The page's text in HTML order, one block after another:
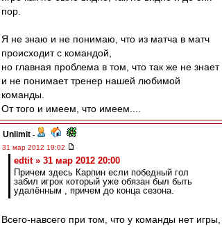
пор.
Я не знаю и не понимаю, что из матча в матч
происходит с командой,
но главная проблема в том, что так же не знает
и не понимает тренер нашей любимой
команды.
От того и имеем, что имеем....
Unlimit -
31 мар 2012 19:02
edtit » 31 мар 2012 20:00
Причем здесь Карпин если победный гол
забил игрок который уже обязан был быть
удалённым , причем до конца сезона.
Всего-навсего при том, что у команды нет игры,